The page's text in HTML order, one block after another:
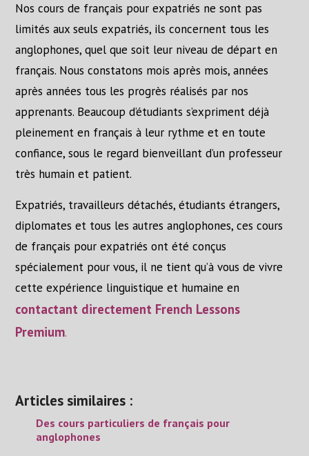
Nos cours de français pour expatriés ne sont pas
limités aux seuls expatriés, ils concernent tous les
anglophones, quel que soit leur niveau de départ en
français. Nous constatons mois après mois, années
après années tous les progrès réalisés par nos
apprenants. Beaucoup d’étudiants s’expriment déjà
pleinement en français à leur rythme et en toute
confiance, sous le regard bienveillant d’un professeur
très humain et patient.
Expatriés, travailleurs détachés, étudiants étrangers,
diplomates et tous les autres anglophones, ces cours
de français pour expatriés ont été conçus
spécialement pour vous, il ne tient qu’à vous de vivre
cette expérience linguistique et humaine en
contactant directement French Lessons
Premium.
Articles similaires :
Des cours particuliers de français pour
anglophones